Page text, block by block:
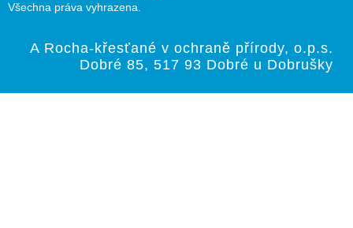
Všechna práva vyhrazena.
A Rocha-křesťané v ochraně přírody, o.p.s.
Dobré 85, 517 93 Dobré u Dobrušky